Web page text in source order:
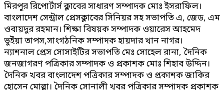
মিরপুর রিপোর্টার্স ক্লাবের সাধারণ সম্পাদক মোঃ ইসরাফিল।
বাংলাদেশ সেন্ট্রাল প্রেসক্লাবের সিনিয়র সহ সভাপতি এ, জেড, এম
ওবায়দুর রহমান। শিক্ষা বিষয়ক সম্পাদক ওয়ারেস আহমেদ
ভুইঁয়া তাপস,সাংগঠনিক সম্পাদক হায়দার খান নাগর।
ন্যাশনাল প্রেস সোসাইটির সভাপতি মেঃ সোহেল রানা, দৈনিক
জনজাগরণ পত্রিকার সম্পাদক ও প্রকাশক মোঃ শিহাব উদ্দিন।
দৈনিক খবর বাংলাদেশ পত্রিকার সম্পাদক ও প্রকাশক জাকির
হোসেন মোল্লা। দৈনিক সোনালী খবর পত্রিকার সম্পাদক প্রকাশক